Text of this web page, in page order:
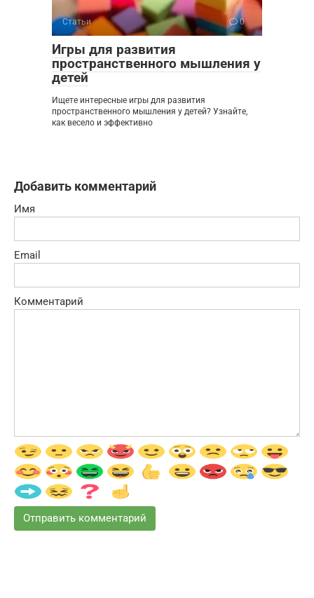
Статьи 0
Игры для развития
пространственного мышления у
детей
Ищете интересные игры для развития
пространственного мышления у детей? Узнайте,
как весело и эффективно
Добавить комментарий
Имя
Email
Комментарий